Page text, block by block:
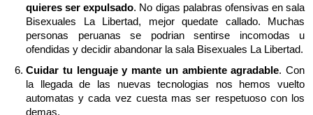
quieres ser expulsado. No digas palabras ofensivas en sala
Bisexuales La Libertad, mejor quedate callado. Muchas
personas peruanas se podrian sentirse incomodas u
ofendidas y decidir abandonar la sala Bisexuales La Libertad.
Cuidar tu lenguaje y mante un ambiente agradable. Con
la llegada de las nuevas tecnologias nos hemos vuelto
automatas y cada vez cuesta mas ser respetuoso con los
demas.